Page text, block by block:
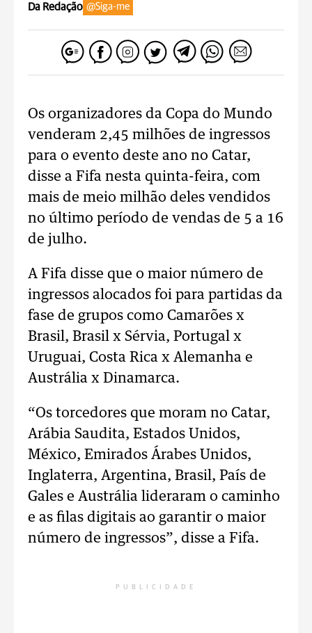
Da Redação @Siga-me
Os organizadores da Copa do Mundo
venderam 2,45 milhões de ingressos
para o evento deste ano no Catar,
disse a Fifa nesta quinta-feira, com
mais de meio milhão deles vendidos
no último período de vendas de 5 a 16
de julho.
A Fifa disse que o maior número de
ingressos alocados foi para partidas da
fase de grupos como Camarões x
Brasil, Brasil x Sérvia, Portugal x
Uruguai, Costa Rica x Alemanha e
Austrália x Dinamarca.
“Os torcedores que moram no Catar,
Arábia Saudita, Estados Unidos,
México, Emirados Árabes Unidos,
Inglaterra, Argentina, Brasil, País de
Gales e Austrália lideraram o caminho
e as filas digitais ao garantir o maior
número de ingressos”, disse a Fifa.
PUBLICIDADE